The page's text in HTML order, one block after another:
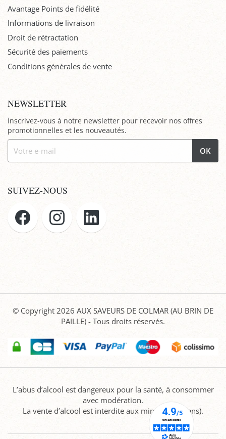
Avantage Points de fidélité
Informations de livraison
Droit de rétractation
Sécurité des paiements
Conditions générales de vente
NEWSLETTER
Inscrivez-vous à notre newsletter pour recevoir nos offres
promotionnelles et les nouveautés.
OK
SUIVEZ-NOUS
© Copyright 2026 AUX SAVEURS DE COLMAR (AU BRIN DE
PAILLE) - Tous droits réservés.
L’abus d’alcool est dangereux pour la santé, à consommer
avec modération.
La vente d’alcool est interdite aux mineurs (-18 ans).